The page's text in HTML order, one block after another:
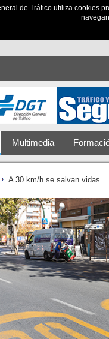
de Tráfico utiliza
Multimedia
A 30 km/h se salvan vidas